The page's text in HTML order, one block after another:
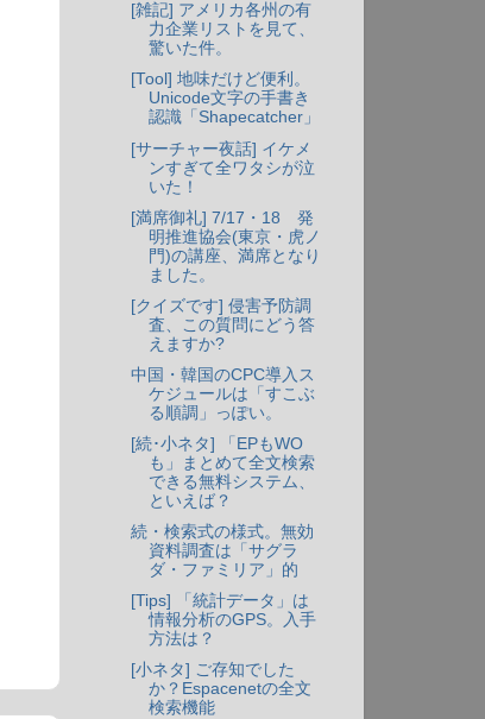
[雑記] アメリカ各州の有
力企業リストを見て、
驚いた件。
[Tool] 地味だけど便利。
Unicode文字の手書き
認識「Shapecatcher」
[サーチャー夜話] イケメ
ンすぎて全ワタシが泣
いた！
[満席御礼] 7/17・18 発
明推進協会(東京・虎ノ
門)の講座、満席となり
ました。
[クイズです] 侵害予防調
査、この質問にどう答
えますか?
中国・韓国のCPC導入ス
ケジュールは「すこぶ
る順調」っぽい。
[続･小ネタ] 「EPもWO
も」まとめて全文検索
できる無料システム、
といえば？
続・検索式の様式。無効
資料調査は「サグラ
ダ・ファミリア」的
[Tips] 「統計データ」は
情報分析のGPS。入手
方法は？
[小ネタ] ご存知でした
か？Espacenetの全文
検索機能